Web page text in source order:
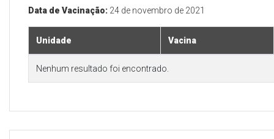
Data de Vacinação: 24 de novembro de 2021
Unidade Vacina
Nenhum resultado foi encontrado.